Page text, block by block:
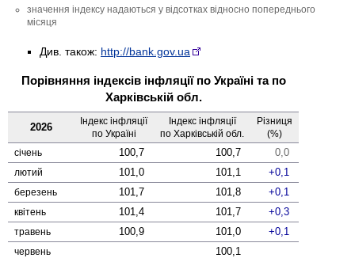
значення індексу надаються у відсотках відносно попереднього
місяця
Див. також: http://bank.gov.ua
Порівняння індексів інфляції по Україні та по
Харківській обл.
2026
Індекс інфляції
по Україні
Індекс інфляції
по Харківській обл.
Різниця
(%)
січень
100,7 100,7 0,0
лютий 101,0 101,1 0,1
березень 101,7 101,8 0,1
квітень 101,4 101,7 0,3
травень 100,9 101,0 0,1
червень 100,1